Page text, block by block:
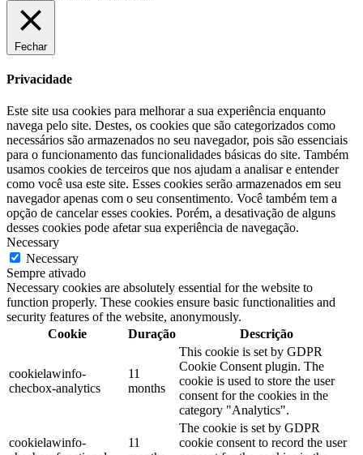
Fechar
Privacidade
Este site usa cookies para melhorar a sua experiência enquanto
navega pelo site. Destes, os cookies que são categorizados como
necessários são armazenados no seu navegador, pois são essenciais
para o funcionamento das funcionalidades básicas do site. Também
usamos cookies de terceiros que nos ajudam a analisar e entender
como você usa este site. Esses cookies serão armazenados em seu
navegador apenas com o seu consentimento. Você também tem a
opção de cancelar esses cookies. Porém, a desativação de alguns
desses cookies pode afetar sua experiência de navegação.
Necessary
Necessary
Sempre ativado
Necessary cookies are absolutely essential for the website to
function properly. These cookies ensure basic functionalities and
security features of the website, anonymously.
Cookie
Duração Descrição
cookielawinfo-
checbox-analytics
11
months
This cookie is set by GDPR
Cookie Consent plugin. The
cookie is used to store the user
consent for the cookies in the
category "Analytics".
cookielawinfo-
11
The cookie is set by GDPR
cookie consent to record the user